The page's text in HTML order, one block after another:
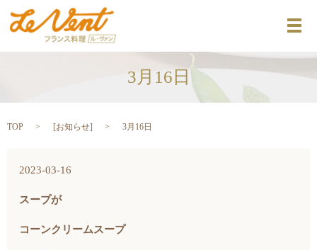
メ
3月16日
TOP [お知らせ] 3月16日
2023-03-16
スープが
コーンクリームスープ